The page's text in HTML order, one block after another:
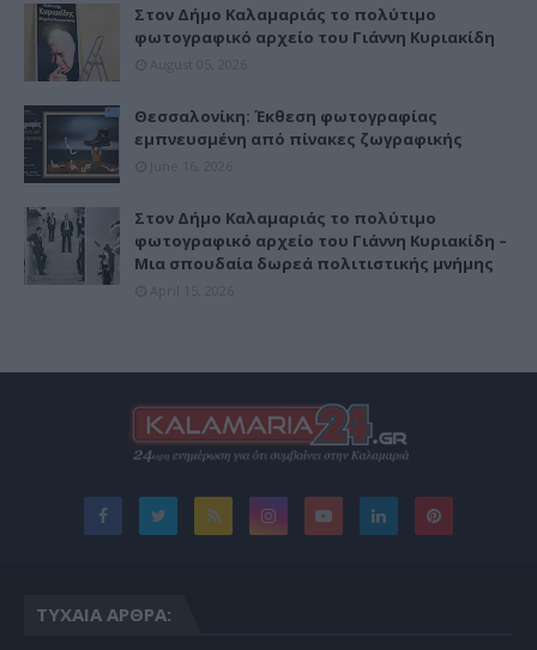
Στον Δήμο Καλαμαριάς το πολύτιμο
φωτογραφικό αρχείο του Γιάννη Κυριακίδη
Θεσσαλονίκη: Έκθεση φωτογραφίας
εμπνευσμένη από πίνακες ζωγραφικής
Στον Δήμο Καλαμαριάς το πολύτιμο
φωτογραφικό αρχείο του Γιάννη Κυριακίδη –
Μια σπουδαία δωρεά πολιτιστικής μνήμης
ΤΥΧΑΊΑ ΆΡΘΡΑ: